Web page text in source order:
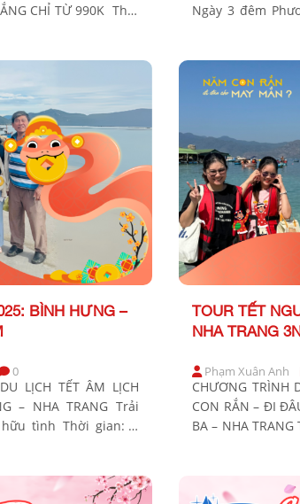
CHỈ TỪ 990K Thời
Ngày 3 đêm
BÌNH HƯNG –
0
LỊCH TẾT ÂM LỊCH
– NHA TRANG Trải
tình Thời gian: 3
TOUR TẾT
NHA TRANG
Phạm Xuân Anh
CHƯƠNG TRÌNH
CON RẮN – ĐI
BA – NHA
TOUR KHỞI